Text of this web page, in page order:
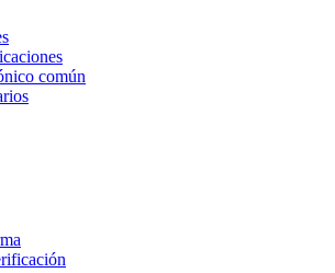
común